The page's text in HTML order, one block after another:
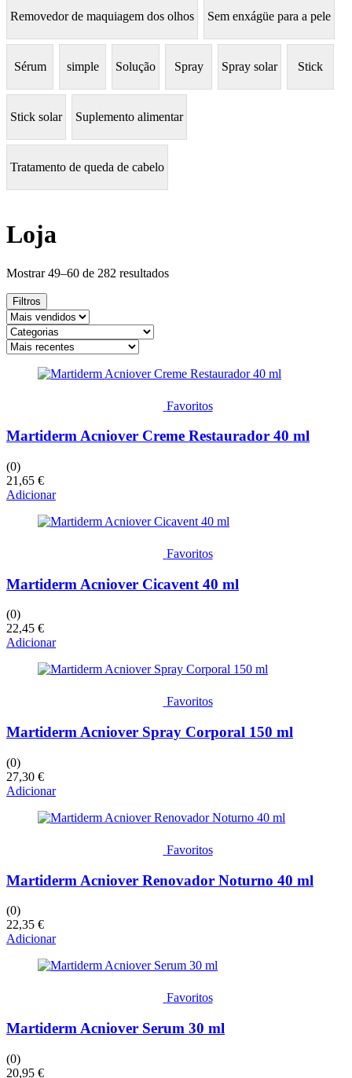
Removedor de maquiagem dos olhos Sem enxágüe para a pele
Sérum simple Solução Spray Spray solar Stick
Stick solar Suplemento alimentar
Tratamento de queda de cabelo
Loja
Mostrar 49–60 de 282 resultadosOrdenado
Filtros
Favoritos
Martiderm Acniover Creme Restaurador 40 ml
(0)
21,65 €
Adicionar
Favoritos
Martiderm Acniover Cicavent 40 ml
(0)
22,45 €
Adicionar
Favoritos
Martiderm Acniover Spray Corporal 150 ml
(0)
27,30 €
Adicionar
Favoritos
Martiderm Acniover Renovador Noturno 40 ml
(0)
22,35 €
Adicionar
Favoritos
Martiderm Acniover Serum 30 ml
(0)
20,95 €